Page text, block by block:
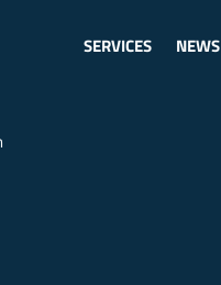
SERVICES NEWS